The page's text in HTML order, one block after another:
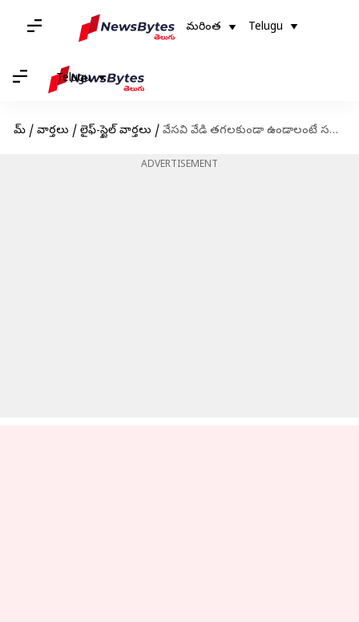
మరింత Telugu
Telugu
హోమ్ / వార్తలు / లైఫ్-స్టైల్ వార్తలు / వేసవి వేడి తగలకుండా ఉండాలంటే సత్తుపిండి ఆహారాలు తినాల్సిందే
ADVERTISEMENT